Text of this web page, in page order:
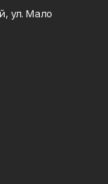
ул. Мало